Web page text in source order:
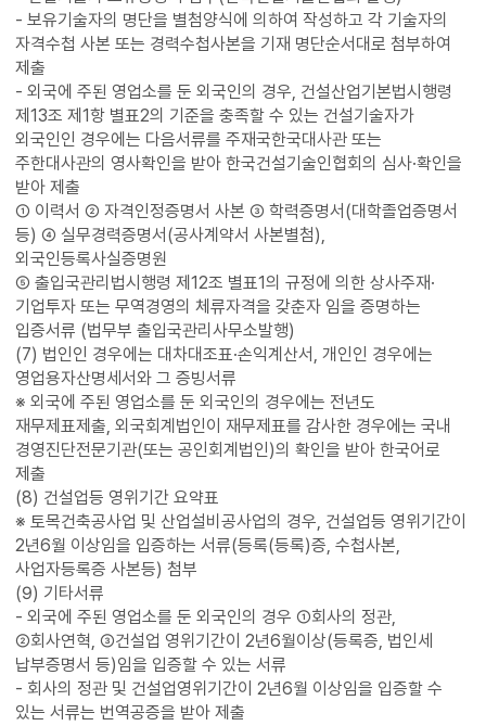
- 보유기술자의 명단을 별첨양식에 의하여 작성하고 각 기술자의
자격수첩 사본 또는 경력수첩사본을 기재 명단순서대로 첨부하여
제출
- 외국에 주된 영업소를 둔 외국인의 경우, 건설산업기본법시행령
제13조 제1항 별표2의 기준을 충족할 수 있는 건설기술자가
외국인인 경우에는 다음서류를 주재국한국대사관 또는
주한대사관의 영사확인을 받아 한국건설기술인협회의 심사·확인을
받아 제출
① 이력서 ② 자격인정증명서 사본 ③ 학력증명서(대학졸업증명서
등) ④ 실무경력증명서(공사계약서 사본별첨),
외국인등록사실증명원
⑤ 출입국관리법시행령 제12조 별표1의 규정에 의한 상사주재·
기업투자 또는 무역경영의 체류자격을 갖춘자 임을 증명하는
입증서류 (법무부 출입국관리사무소발행)
(7) 법인인 경우에는 대차대조표·손익계산서, 개인인 경우에는
영업용자산명세서와 그 증빙서류
※ 외국에 주된 영업소를 둔 외국인의 경우에는 전년도
재무제표제출, 외국회계법인이 재무제표를 감사한 경우에는 국내
경영진단전문기관(또는 공인회계법인)의 확인을 받아 한국어로
제출
(8) 건설업등 영위기간 요약표
※ 토목건축공사업 및 산업설비공사업의 경우, 건설업등 영위기간이
2년6월 이상임을 입증하는 서류(등록(등록)증, 수첩사본,
사업자등록증 사본등) 첨부
(9) 기타서류
- 외국에 주된 영업소를 둔 외국인의 경우 ①회사의 정관,
②회사연혁, ③건설업 영위기간이 2년6월이상(등록증, 법인세
납부증명서 등)임을 입증할 수 있는 서류
- 회사의 정관 및 건설업영위기간이 2년6월 이상임을 입증할 수
있는 서류는 번역공증을 받아 제출